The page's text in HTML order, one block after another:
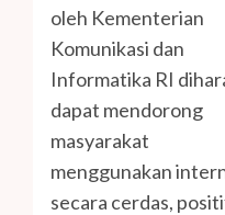
oleh Kementerian
Komunikasi dan
Informatika RI
dapat mendorong
masyarakat
menggunakan
secara cerdas,